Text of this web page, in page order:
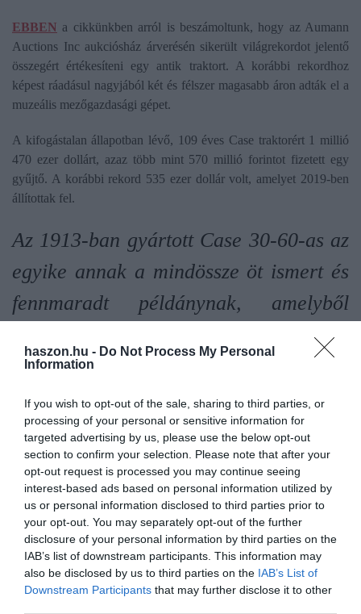
haszon.hu - Do Not Process My Personal
Information
If you wish to opt-out of the sale, sharing to third parties, or
processing of your personal or sensitive information for
targeted advertising by us, please use the below opt-out
section to confirm your selection. Please note that after your
opt-out request is processed you may continue seeing
interest-based ads based on personal information utilized by
us or personal information disclosed to third parties prior to
your opt-out. You may separately opt-out of the further
disclosure of your personal information by third parties on the
IAB’s list of downstream participants. This information may
also be disclosed by us to third parties on the IAB’s List of
Downstream Participants that may further disclose it to other
EBBEN a cikkünkben arról is beszámoltunk, hogy az Aumann
Auctions Inc aukciósház árverésén sikerült világrekordot jelentő
összegért értékesíteni egy antik traktort. A korábbi rekordhoz
képest ráadásul nagyjából két és félszer magasabb áron adták el a
muzeális mezőgazdasági gépet.
A kifogástalan állapotban lévő, 109 éves Case traktorért 1 millió
470 ezer dollárt, azaz több mint 570 millió forintot fizetett egy
gyűjtő. A korábbi rekord 535 ezer dollár volt, amelyet 2019-ben
állítottak fel.
Az 1913-ban gyártott Case 30-60-as az
egyike annak a mindössze öt ismert és
fennmaradt példánynak, amelyből
összesen 500 darabot gyártottak, és az
első benzinmotoros traktormodell,
amelyet a J. I. Case Company gyártott.
A másik négy gép magán- és múzeumi
gyűjteményekben van, ez az egy pedig
az USA északkeleti részén egy
magángyűjteménybe kerül
- nyilatkozta Kurt Aumannt, az Aumann Auctions aukcióvezetője
és tulajdonosa.